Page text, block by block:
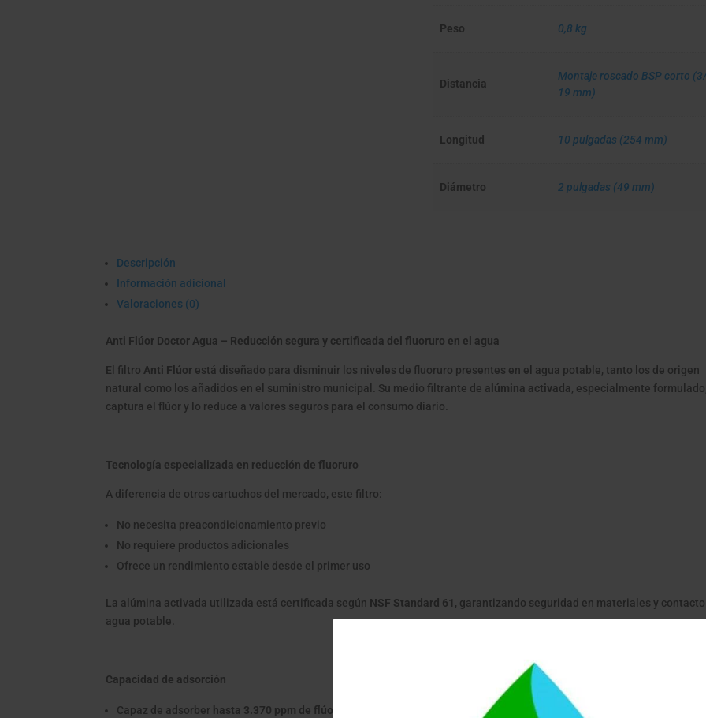
Peso 0,8 kg
Distancia
Montaje roscado BSP corto
19 mm)
Longitud 10 pulgadas (254 mm)
Diámetro 2 pulgadas (49 mm)
Descripción
Información adicional
Valoraciones (0)
Anti Flúor Doctor Agua – Reducción segura y certificada del fluoruro en el agua
El filtro Anti Flúor está diseñado para disminuir los niveles de fluoruro presentes en el agua potable, tanto los de origen
natural como los añadidos en el suministro municipal. Su medio filtrante de alúmina activada, especialmente
captura el flúor y lo reduce a valores seguros para el consumo diario.
Tecnología especializada en reducción de fluoruro
A diferencia de otros cartuchos del mercado, este filtro:
No necesita preacondicionamiento previo
No requiere productos adicionales
Ofrece un rendimiento estable desde el primer uso
La alúmina activada utilizada está certificada según NSF Standard 61 , garantizando seguridad en materiales y
agua potable.
Capacidad de adsorción
Capaz de adsorber hasta 3.370 ppm de flúor